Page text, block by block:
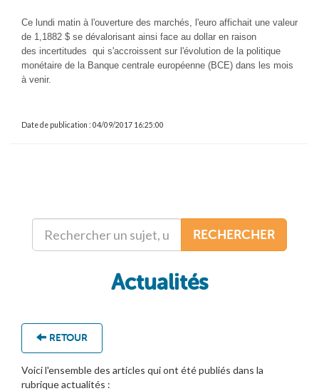
Ce lundi matin à l'ouverture des marchés, l'euro affichait une valeur
de 1,1882 $ se dévalorisant ainsi face au dollar en raison
des incertitudes qui s'accroissent sur l'évolution de la politique
monétaire de la Banque centrale européenne (BCE) dans les mois
à venir.
Date de publication : 04/09/2017 16:25:00
RECHERCHER
Actualités
RETOUR
Voici l'ensemble des articles qui ont été publiés dans la
rubrique actualités :